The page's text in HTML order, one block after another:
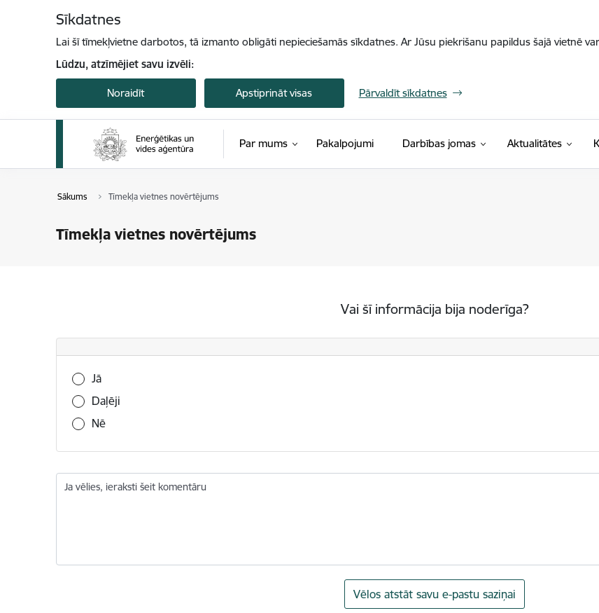
Sīkdatnes
Lai šī tīmekļvietne darbotos, tā izmanto obligāti nepieciešamās sīkdatnes. Ar Jūsu piekrišanu papildus šajā vietnē
Lūdzu, atzīmējiet savu izvēli:
Noraidīt Apstiprināt visas Pārvaldīt sīkdatnes
Par mums Pakalpojumi Darbības jomas Aktualitātes
Sākums Tīmekļa vietnes novērtējums
Tīmekļa vietnes novērtējums
Vai šī informācija bija noderīga?
Vai šī informācija bija noderīga?
Jā
Daļēji
Nē
Ja vēlies, ieraksti šeit komentāru
Vēlos atstāt savu e-pastu saziņai